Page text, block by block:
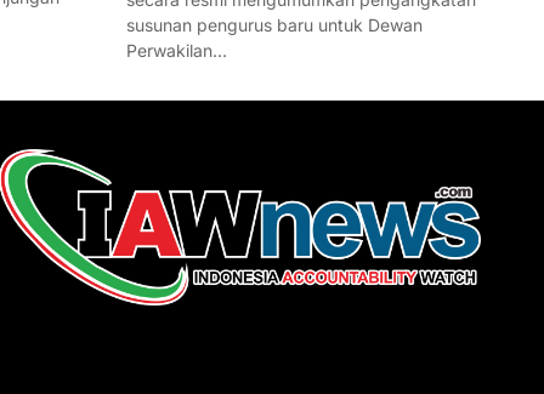
susunan pengurus baru untuk Dewan
Perwakilan…